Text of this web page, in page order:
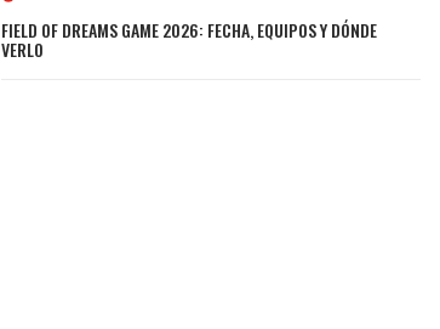
FIELD OF DREAMS GAME 2026: FECHA, EQUIPOS Y DÓNDE
VERLO